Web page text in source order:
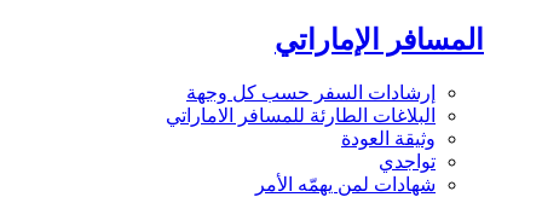
المسافر الإماراتي
إرشادات السفر حسب كل وجهة
البلاغات الطارئة للمسافر الاماراتي
وثيقة العودة
تواجدي
شهادات لمن يهمّه الأمر